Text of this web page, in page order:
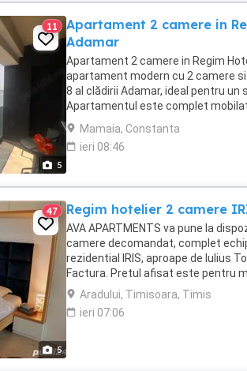
5
11
Apartament 2 camere in
Adamar
Apartament 2 camere in Regim
apartament modern cu 2 camere
8 al clădirii Adamar, ideal pentru un
Apartamentul este complet
locuințe de vacanță cu facilități ...
Mamaia, Constanta
ieri 08:46
5
47 Regim hotelier 2 camere
AVA APARTMENTS va pune la
camere decomandat, complet
rezidential IRIS, aproape de Iulius
Factura. Pretul afisat este pentru
Aradului, Timisoara, Timis
ieri 07:06